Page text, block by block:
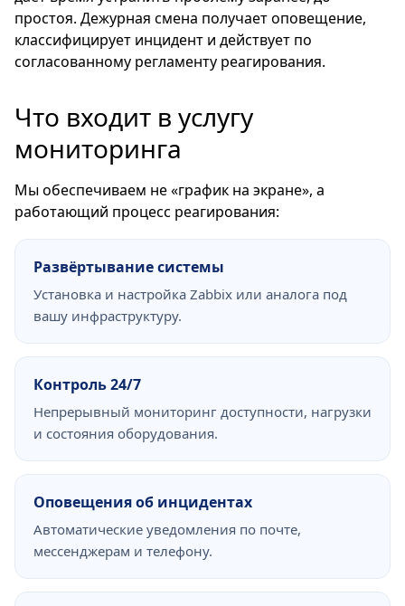
простоя. Дежурная смена получает оповещение,
классифицирует инцидент и действует по
согласованному регламенту реагирования.
Что входит в услугу
мониторинга
Мы обеспечиваем не «график на экране», а
работающий процесс реагирования:
Развёртывание системы
Установка и настройка Zabbix или аналога под
вашу инфраструктуру.
Контроль 24/7
Непрерывный мониторинг доступности, нагрузки
и состояния оборудования.
Оповещения об инцидентах
Автоматические уведомления по почте,
мессенджерам и телефону.